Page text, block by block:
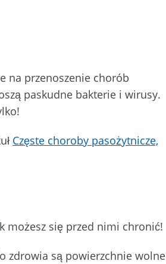
na przenoszenie chorób
paskudne bakterie i wirusy.
Częste choroby pasożytnicze,
możesz się przed nimi chronić!
zdrowia są powierzchnie wolne